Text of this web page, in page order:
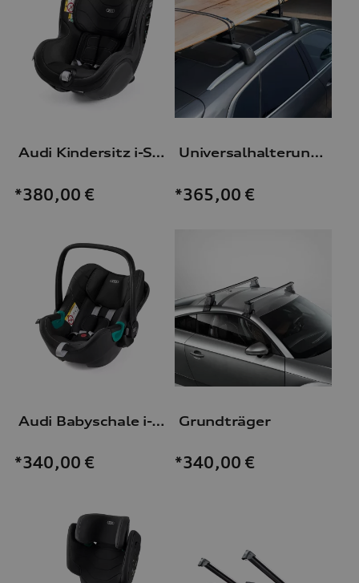
Audi Kindersitz i-Size
*380,00 €
Universalhalterung Dachaufbauten
*365,00 €
Audi Babyschale i-Size
*340,00 €
Grundträger
*340,00 €